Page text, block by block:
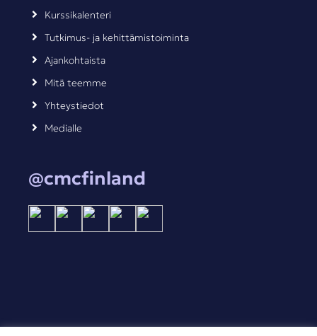
Kurssikalenteri
Tutkimus- ja kehittämistoiminta
Ajankohtaista
Mitä teemme
Yhteystiedot
Medialle
@cmcfinland